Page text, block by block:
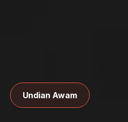
Undian Awam